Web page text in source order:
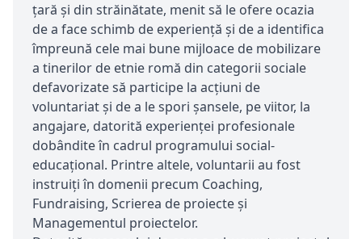
țară și din străinătate, menit să le ofere ocazia
de a face schimb de experiență și de a identifica
împreună cele mai bune mijloace de mobilizare
a tinerilor de etnie romă din categorii sociale
defavorizate să participe la acțiuni de
voluntariat și de a le spori șansele, pe viitor, la
angajare, datorită experienței profesionale
dobândite în cadrul programului social-
educațional. Printre altele, voluntarii au fost
instruiți în domenii precum Coaching,
Fundraising, Scrierea de proiecte și
Managementul proiectelor.